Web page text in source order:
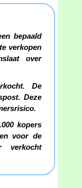
bepaald
verkopen
over
De
Deze
kopers
voor de
verkocht